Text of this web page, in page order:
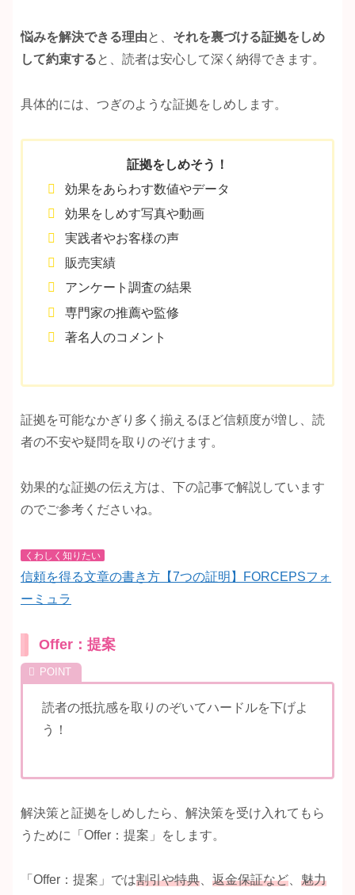
悩みを解決できる理由と、 それを裏づける証拠をしめ
して約束すると、読者は安心して深く納得できます。
具体的には、つぎのような証拠をしめします。
証拠をしめそう！
効果をあらわす数値やデータ
効果をしめす写真や動画
実践者やお客様の声
販売実績
アンケート調査の結果
専門家の推薦や監修
著名人のコメント
証拠を可能なかぎり多く揃えるほど信頼度が増し、読
者の不安や疑問を取りのぞけます。
効果的な証拠の伝え方は、下の記事で解説しています
のでご参考くださいね。
くわしく知りたい
信頼を得る文章の書き方【7つの証明】FORCEPSフォ
ーミュラ
Offer：提案
読者の抵抗感を取りのぞいてハードルを下げよ
う！
解決策と証拠をしめしたら、解決策を受け入れてもら
うために「Offer：提案」をします。
「Offer：提案」では割引や特典、 返金保証など、 魅力